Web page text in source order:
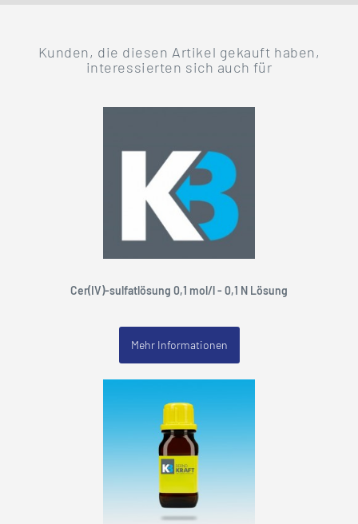
Kunden, die diesen Artikel gekauft haben,
interessierten sich auch für
Cer(IV)-sulfatlösung 0,1 mol/l - 0,1 N Lösung
Mehr Informationen